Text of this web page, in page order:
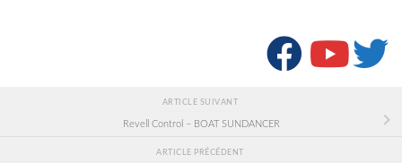
ARTICLE SUIVANT
Revell Control – BOAT SUNDANCER
ARTICLE PRÉCÉDENT